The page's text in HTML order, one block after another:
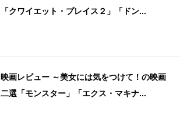
「クワイエット・プレイス２」「ドン...
映画レビュー ～美女には気をつけて！の映画
二選「モンスター」「エクス・マキナ...